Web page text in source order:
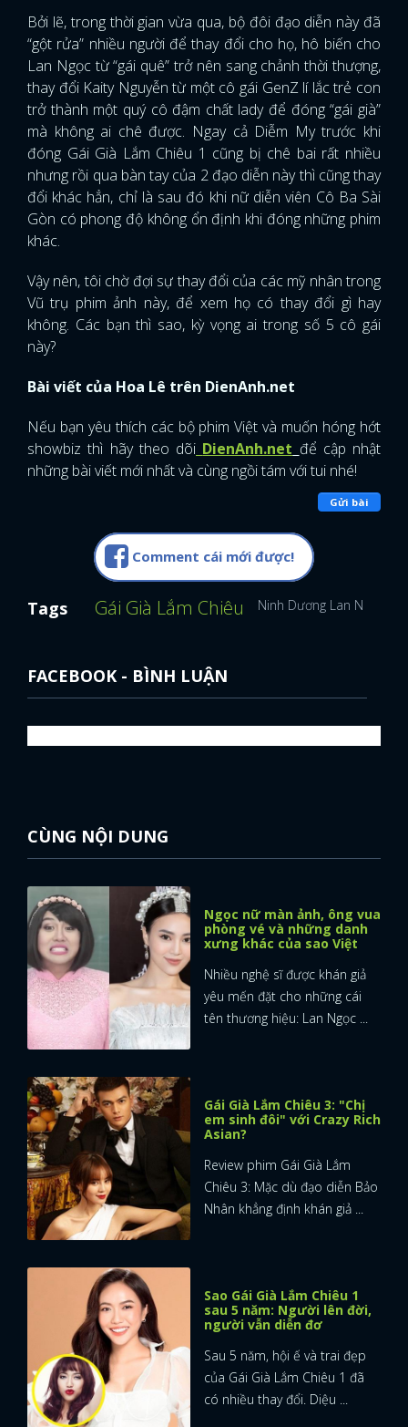
FACEBOOK GOOGLE
Bởi lẽ, trong thời gian vừa qua, bộ đôi đạo diễn này đã
“gột rửa” nhiều người để thay đổi cho họ, hô biến cho
Lan Ngọc từ “gái quê” trở nên sang chảnh thời thượng,
thay đổi Kaity Nguyễn từ một cô gái GenZ lí lắc trẻ con
trở thành một quý cô đậm chất lady để đóng “gái già”
mà không ai chê được. Ngay cả Diễm My trước khi
đóng Gái Già Lắm Chiêu 1 cũng bị chê bai rất nhiều
nhưng rồi qua bàn tay của 2 đạo diễn này thì cũng thay
đổi khác hẳn, chỉ là sau đó khi nữ diễn viên Cô Ba Sài
Gòn có phong độ không ổn định khi đóng những phim
khác.
Vậy nên, tôi chờ đợi sự thay đổi của các mỹ nhân trong
Vũ trụ phim ảnh này, để xem họ có thay đổi gì hay
không. Các bạn thì sao, kỳ vọng ai trong số 5 cô gái
này?
Bài viết của Hoa Lê trên DienAnh.net
Nếu bạn yêu thích các bộ phim Việt và muốn hóng hớt
showbiz thì hãy theo dõi DienAnh.net để cập nhật
những bài viết mới nhất và cùng ngồi tám với tui nhé!
Gửi bài
Comment cái mới được!
Tags Gái Già Lắm Chiêu Ninh Dương Lan Ngọc
FACEBOOK - BÌNH LUẬN
CÙNG NỘI DUNG
Ngọc nữ màn ảnh, ông vua
phòng vé và những danh
xưng khác của sao Việt
Nhiều nghệ sĩ được khán giả
yêu mến đặt cho những cái
tên thương hiệu: Lan Ngọc ...
Gái Già Lắm Chiêu 3: "Chị
em sinh đôi" với Crazy Rich
Asian?
Review phim Gái Già Lắm
Chiêu 3: Mặc dù đạo diễn Bảo
Nhân khẳng định khán giả ...
Sao Gái Già Lắm Chiêu 1
sau 5 năm: Người lên đời,
người vẫn diễn đơ
Sau 5 năm, hội ế và trai đẹp
của Gái Già Lắm Chiêu 1 đã
có nhiều thay đổi. Diệu ...